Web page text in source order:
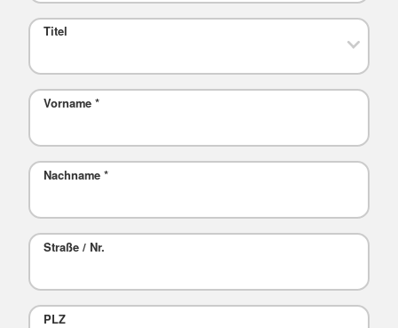
Titel
Vorname *
Nachname *
Straße / Nr.
PLZ